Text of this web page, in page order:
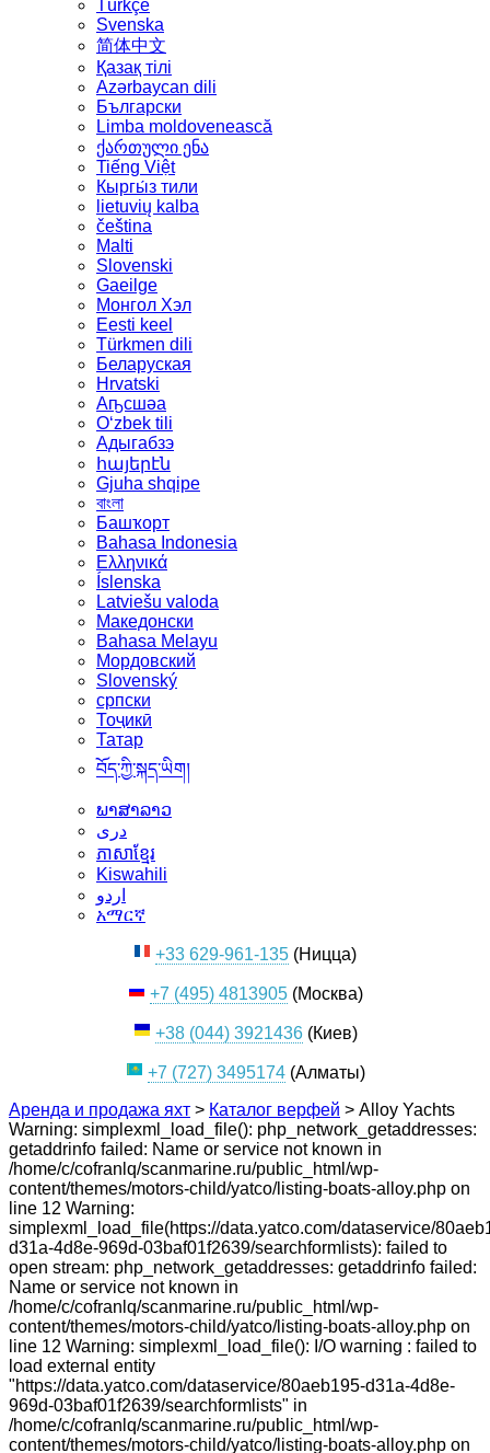
Türkçe
Svenska
简体中文
Қазақ тілі
Azərbaycan dili
Български
Limba moldovenească
ქართული ენა
Tiếng Việt
Кыргы́з тили
lietuvių kalba
čeština
Malti
Slovenski
Gaeilge
Монгол Хэл
Eesti keel
Türkmen dili
Беларуская
Hrvatski
Аҧсшәа
Oʻzbek tili
Адыгабзэ
հայերէն
Gjuha shqipe
বাংলা
Башҡорт
Bahasa Indonesia
Ελληνικά
Íslenska
Latviešu valoda
Македонски
Bahasa Melayu
Мордовский
Slovenský
српски
Тоҷикӣ
Татар
བོད་ཀྱི་སྐད་ཡིག།
ພາສາລາວ
دری
ភាសាខ្មែរ
Kiswahili
اردو
አማርኛ
+33 629-961-135 (Ницца)
+7 (495) 4813905(Москва)
+38 (044) 3921436(Киев)
+7 (727) 3495174(Алматы)
Аренда и продажа яхт > Каталог верфей > Alloy Yachts
Warning: simplexml_load_file(): php_network_getaddresses:
getaddrinfo failed: Name or service not known in
/home/c/cofranlq/scanmarine.ru/public_html/wp-
content/themes/motors-child/yatco/listing-boats-alloy.php on
line 12 Warning:
simplexml_load_file(https://data.yatco.com/dataservice/
d31a-4d8e-969d-03baf01f2639/searchformlists): failed to
open stream: php_network_getaddresses: getaddrinfo failed:
Name or service not known in
/home/c/cofranlq/scanmarine.ru/public_html/wp-
content/themes/motors-child/yatco/listing-boats-alloy.php on
line 12 Warning: simplexml_load_file(): I/O warning : failed to
load external entity
"https://data.yatco.com/dataservice/80aeb195-d31a-4d8e-
969d-03baf01f2639/searchformlists" in
/home/c/cofranlq/scanmarine.ru/public_html/wp-
content/themes/motors-child/yatco/listing-boats-alloy.php on